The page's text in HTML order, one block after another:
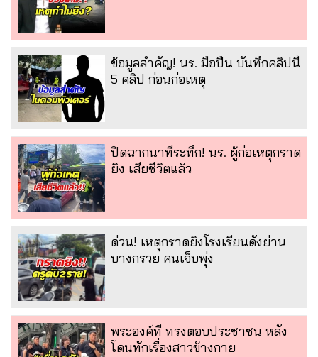
ข้อมูลสำคัญ! นร. มือปืน บันทึกคลิปนี้
5 คลิป ก่อนก่อเหตุ
ปิดฉากนาทีระทึก! นร. ผู้ก่อเหตุกราด
ยิง เสียชีวิตแล้ว
ด่วน! เหตุกราดยิงโรงเรียนดังย่าน
บางกรวย คนเจ็บพุ่ง
พระองค์ที ทรงตอบประชาชน หลัง
โดนทักเรื่องสาวข้างกาย